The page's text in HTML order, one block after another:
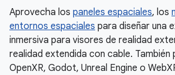
Aprovecha los paneles espaciales, los
entornos espaciales para diseñar una
inmersiva para visores de realidad
realidad extendida con cable. También
OpenXR, Godot, Unreal Engine o